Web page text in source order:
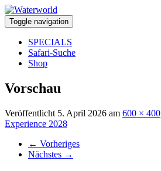
Toggle navigation
SPECIALS
Safari-Suche
Shop
Vorschau
Veröffentlicht 5. April 2026 am 600 × 400
Experience 2028
← Vorheriges
Nächstes →